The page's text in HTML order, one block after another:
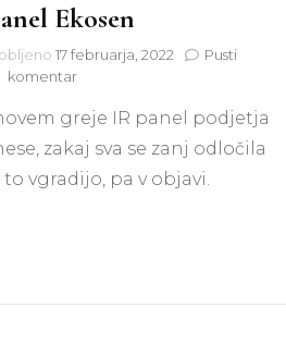
Ekosen
17 februarja, 2022
Pusti
komentarna
panel
Ekosen
greje IR panel podjetja
zakaj sva se zanj odločila
vgradijo, pa v objavi.